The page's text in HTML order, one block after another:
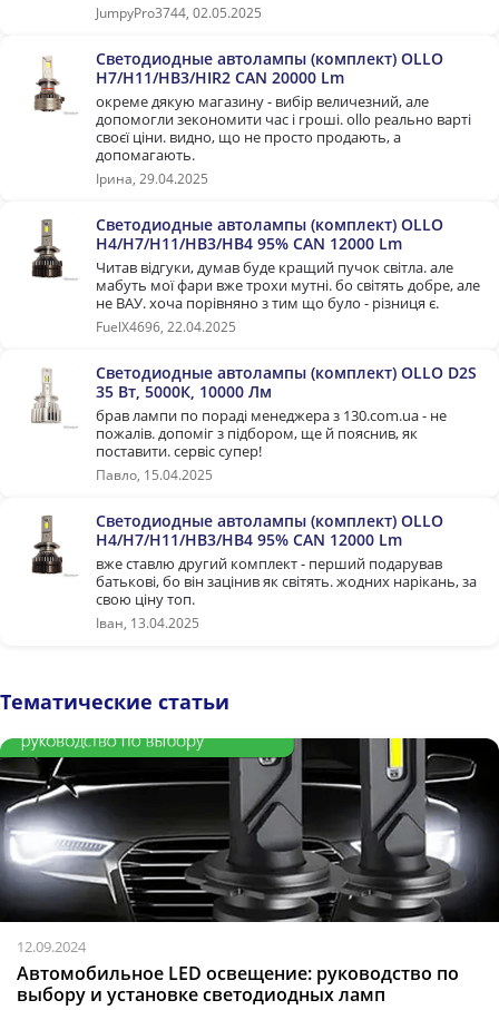
JumpyPro3744, 02.05.2025
Светодиодные автолампы (комплект) OLLO
H7/H11/HB3/HIR2 CAN 20000 Lm
окреме дякую магазину - вибір величезний, але
допомогли зекономити час і гроші. ollo реально варті
своєї ціни. видно, що не просто продають, а
допомагають.
Ірина, 29.04.2025
Светодиодные автолампы (комплект) OLLO
H4/H7/H11/HB3/HB4 95% CAN 12000 Lm
Читав відгуки, думав буде кращий пучок світла. але
мабуть мої фари вже трохи мутні. бо світять добре, але
не ВАУ. хоча порівняно з тим що було - різниця є.
FuelX4696, 22.04.2025
Светодиодные автолампы (комплект) OLLO D2S
35 Вт, 5000К, 10000 Лм
брав лампи по пораді менеджера з 130.com.ua - не
пожалів. допоміг з підбором, ще й пояснив, як
поставити. сервіс супер!
Павло, 15.04.2025
Светодиодные автолампы (комплект) OLLO
H4/H7/H11/HB3/HB4 95% CAN 12000 Lm
вже ставлю другий комплект - перший подарував
батькові, бо він зацінив як світять. жодних нарікань, за
свою ціну топ.
Іван, 13.04.2025
Тематические статьи
12.09.2024
Автомобильное LED освещение: руководство по
выбору и установке светодиодных ламп